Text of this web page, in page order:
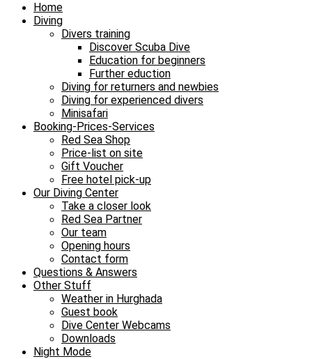
Home
Diving
Divers training
Discover Scuba Dive
Education for beginners
Further eduction
Diving for returners and newbies
Diving for experienced divers
Minisafari
Booking-Prices-Services
Red Sea Shop
Price-list on site
Gift Voucher
Free hotel pick-up
Our Diving Center
Take a closer look
Red Sea Partner
Our team
Opening hours
Contact form
Questions & Answers
Other Stuff
Weather in Hurghada
Guest book
Dive Center Webcams
Downloads
Night Mode